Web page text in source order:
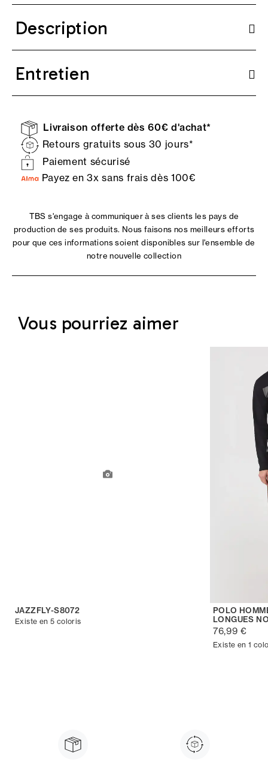
Description
Entretien
Livraison offerte dès 60€ d'achat*
Retours gratuits sous 30 jours*
Paiement sécurisé
Payez en 3x sans frais dès 100€
TBS s'engage à communiquer à ses clients les pays de
production de ses produits. Nous faisons nos meilleurs efforts
pour que ces informations soient disponibles sur l'ensemble de
notre nouvelle collection
Vous pourriez aimer
JAZZFLY-S8072
Existe en 5 coloris
POLO
LONGUES
76,99 €
Existe en 1